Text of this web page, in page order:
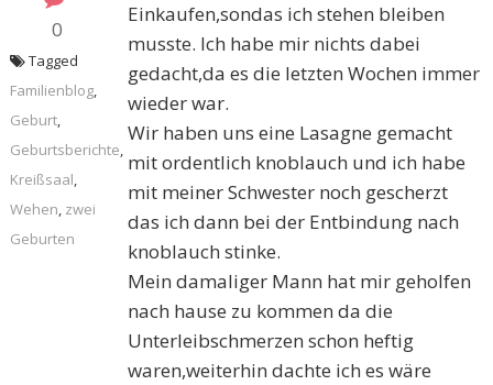
0
Einkaufen,sondas ich stehen bleiben
musste. Ich habe mir nichts dabei
gedacht,da es die letzten Wochen immer
wieder war.
Wir haben uns eine Lasagne gemacht
mit ordentlich knoblauch und ich habe
mit meiner Schwester noch gescherzt
das ich dann bei der Entbindung nach
knoblauch stinke.
Mein damaliger Mann hat mir geholfen
nach hause zu kommen da die
Unterleibschmerzen schon heftig
waren,weiterhin dachte ich es wäre
Tagged
Familienblog,
Geburt,
Geburtsberichte,
Kreißsaal,
Wehen, zwei
Geburten